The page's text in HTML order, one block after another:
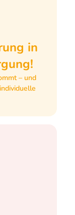
in
– und